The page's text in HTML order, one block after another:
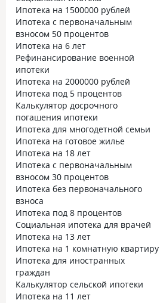
Ипотека на 1500000 рублей
Ипотека с первоначальным
взносом 50 процентов
Ипотека на 6 лет
Рефинансирование военной
ипотеки
Ипотека на 2000000 рублей
Ипотека под 5 процентов
Калькулятор досрочного
погашения ипотеки
Ипотека для многодетной семьи
Ипотека на готовое жилье
Ипотека на 18 лет
Ипотека с первоначальным
взносом 30 процентов
Ипотека без первоначального
взноса
Ипотека под 8 процентов
Социальная ипотека для врачей
Ипотека на 13 лет
Ипотека на 1 комнатную квартиру
Ипотека для иностранных
граждан
Калькулятор сельской ипотеки
Ипотека на 11 лет